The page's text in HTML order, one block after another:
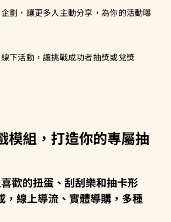
劃，讓更多人主動分享，為你的活動曝
下活動，讓挑戰成功者抽獎或兌獎
模組，打造你的專屬抽
歡的扭蛋、刮刮樂和抽卡形
，線上導流、實體導購，多種